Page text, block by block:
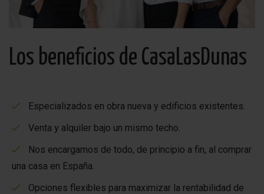
Los beneficios de CasaLasDunas
Especializados en obra nueva y edificios existentes.
Venta y alquiler bajo un mismo techo.
Nos encargamos de todo, de principio a fin, al comprar
una casa en España.
Opciones flexibles para maximizar la rentabilidad de